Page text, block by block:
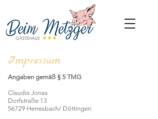
Impressum
Angaben gemäß § 5 TMG
Claudia Jonas
Dorfstraße 13
56729 Herresbach/ Döttingen